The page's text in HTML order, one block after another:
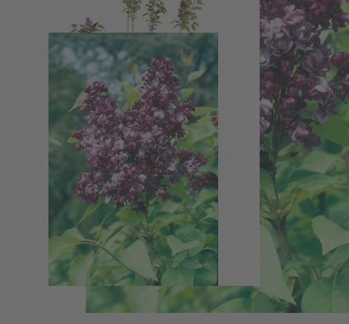
inkl. MwSt.
Zum Warenkorb hinzufügen
Zur Wunschliste hinzufügen
Sofort lieferbar
Duftender, tief violett blühender Edelflieder Edward Harding als imposanter,
Charakterstarke Fliedersorte für lebendige
Der Edelflieder „Edward Harding“ (Syringa vulgaris) verbindet eine
Frühling und setzen in Garten- und Landschaftsgestaltungen einen
ein klar strukturierter Blickfang mit natürlicher Ausstrahlung. Die Sorte ist
„Edward Harding“ bevorzugt einen sonnigen bis halbschattigen Standort
Regelmäßiges Gießen, eine Düngergabe im Frühjahr mit Langzeitdünger
Sorte genügend Raum für ihre natürliche Entwicklung. Kultiviert wird der